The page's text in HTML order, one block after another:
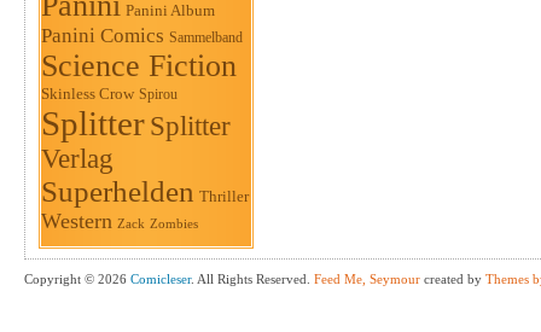
Panini Album
Panini Comics Sammelband
Science Fiction
Skinless Crow Spirou
Splitter Splitter
Verlag
Superhelden Thriller
Western Zack Zombies
Copyright © 2026 Comicleser. All Rights Reserved. Feed Me, Seymour created by Themes